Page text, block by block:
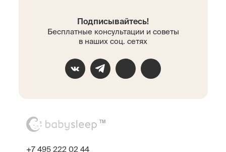
Подписывайтесь!
Бесплатные консультации и советы
в наших соц. сетях
TM
+7 495 222 02 44